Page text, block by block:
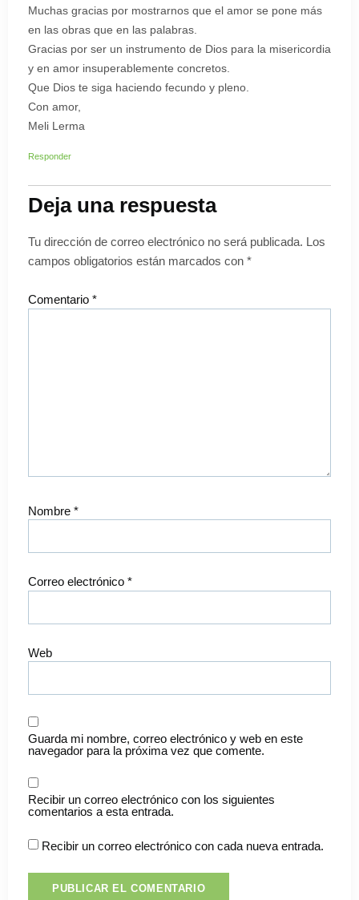
Muchas gracias por mostrarnos que el amor se pone más
en las obras que en las palabras.
Gracias por ser un instrumento de Dios para la misericordia
y en amor insuperablemente concretos.
Que Dios te siga haciendo fecundo y pleno.
Con amor,
Meli Lerma
Responder
Deja una respuesta
Tu dirección de correo electrónico no será publicada. Los
campos obligatorios están marcados con *
Comentario *
Nombre *
Correo electrónico *
Web
Guarda mi nombre, correo electrónico y web en este
navegador para la próxima vez que comente.
Recibir un correo electrónico con los siguientes
comentarios a esta entrada.
Recibir un correo electrónico con cada nueva entrada.